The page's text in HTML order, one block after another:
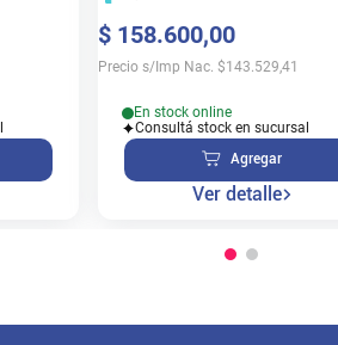
$ 158.600,00
Precio s/Imp Nac. $143.529,41
En stock online
Consultá stock en sucursal
Agregar
Ver detalle